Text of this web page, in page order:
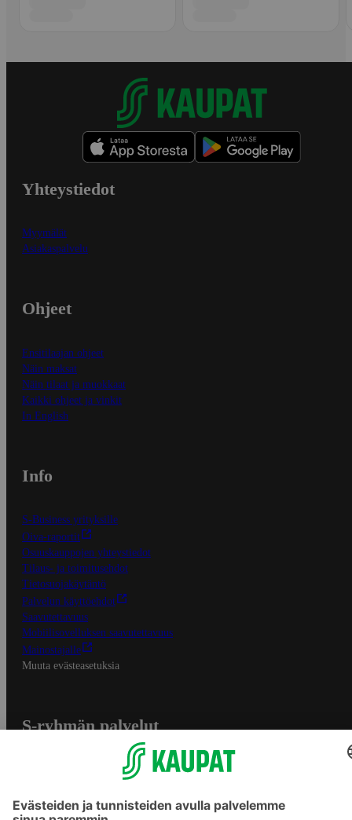
Yhteystiedot
Myymälät
Asiakaspalvelu
Ohjeet
Ensitilaajan ohjeet
Näin maksat
Näin tilaat ja muokkaat
Kaikki ohjeet ja vinkit
In English
Info
S-Business yrityksille
Oiva-raportit
Osuuskauppojen yhteystiedot
Tilaus- ja toimitusehdot
Tietosuojakäytäntö
Palvelun käyttöehdot
Saavutettavuus
Mobiilisovelluksen saavutettavuus
Mainostajalle
Muuta evästeasetuksia
S-ryhmän palvelut
Yhteishyvä Ruoka -sovellus